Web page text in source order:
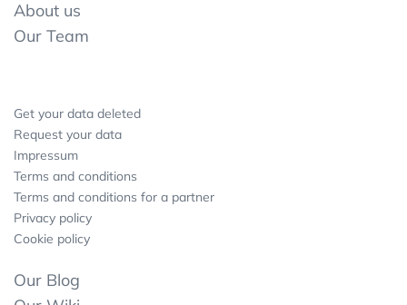
About us
Our Team
Get your data deleted
Request your data
Impressum
Terms and conditions
Terms and conditions for a partner
Privacy policy
Cookie policy
Our Blog